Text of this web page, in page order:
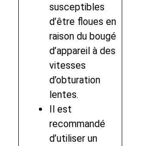
susceptibles
d’être floues en
raison du bougé
d’appareil à des
vitesses
d’obturation
lentes.
Il est
recommandé
d’utiliser un